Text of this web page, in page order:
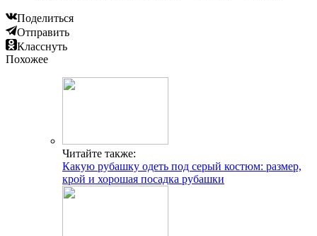
Поделиться
Отправить
Класснуть
Похожее
Читайте также:
Какую рубашку одеть под серый костюм: размер,
крой и хорошая посадка рубашки